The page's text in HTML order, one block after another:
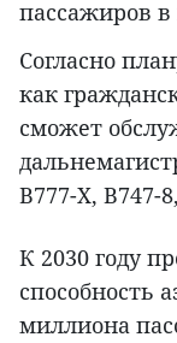
пассажиров в
Согласно
как
сможет
B777-X, B747-
К 2030 году
способность
миллиона